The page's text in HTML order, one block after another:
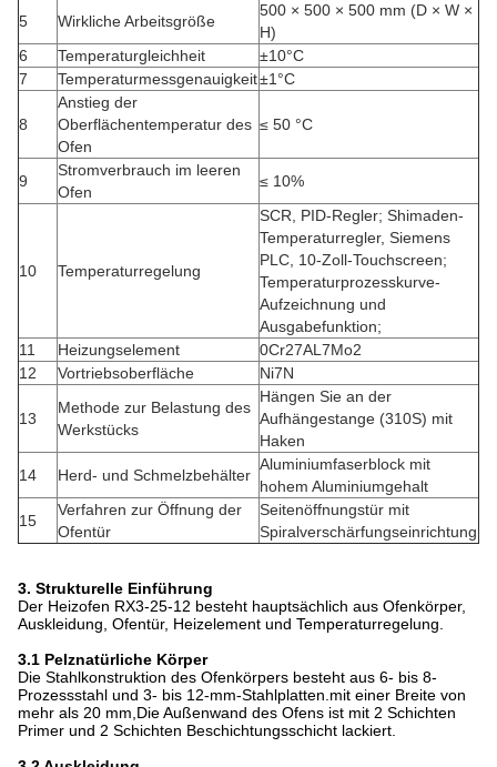
5
Wirkliche Arbeitsgröße
500 × 500 × 500 mm (D × W ×
H)
6
Temperaturgleichheit
±10°C
7
Temperaturmessgenauigkeit±1°C
8
Anstieg der
Oberflächentemperatur des
Ofen
≤ 50 °C
9
Stromverbrauch im leeren
Ofen
≤ 10%
10 Temperaturregelung
SCR, PID-Regler; Shimaden-
Temperaturregler, Siemens
PLC, 10-Zoll-Touchscreen;
Temperaturprozesskurve-
Aufzeichnung und
Ausgabefunktion;
11
Heizungselement
0Cr27AL7Mo2
12
Vortriebsoberfläche Ni7N
13
Methode zur Belastung des
Werkstücks
Hängen Sie an der
Aufhängestange (310S) mit
Haken
14
Herd- und Schmelzbehälter
Aluminiumfaserblock mit
hohem Aluminiumgehalt
15
Verfahren zur Öffnung der
Ofentür
Seitenöffnungstür mit
Spiralverschärfungseinrichtung
3. Strukturelle Einführung
Der Heizofen RX3-25-12 besteht hauptsächlich aus Ofenkörper,
Auskleidung, Ofentür, Heizelement und Temperaturregelung.
3.1 Pelznatürliche Körper
Die Stahlkonstruktion des Ofenkörpers besteht aus 6- bis 8-
Prozessstahl und 3- bis 12-mm-Stahlplatten.mit einer Breite von
mehr als 20 mm,Die Außenwand des Ofens ist mit 2 Schichten
Primer und 2 Schichten Beschichtungsschicht lackiert.